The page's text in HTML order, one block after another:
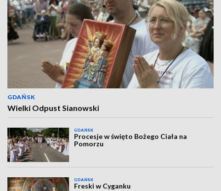
GDAŃSK
Wielki Odpust Sianowski
GDAŃSK
Procesje w święto Bożego Ciała na
Pomorzu
GDAŃSK
Freski w Cyganku